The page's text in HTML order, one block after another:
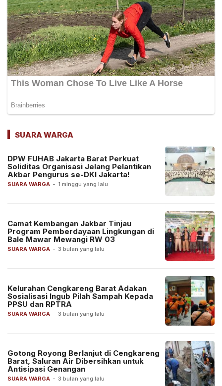
SUARA WARGA
SUARA WARGA - 1 minggu yang lalu
DPW FUHAB Jakarta Barat Perkuat
Soliditas Organisasi Jelang Pelantikan
Akbar Pengurus se-DKI Jakarta!
SUARA WARGA - 3 bulan yang lalu
Camat Kembangan Jakbar Tinjau
Program Pemberdayaan Lingkungan di
Bale Mawar Mewangi RW 03
SUARA WARGA - 3 bulan yang lalu
Kelurahan Cengkareng Barat Adakan
Sosialisasi Ingub Pilah Sampah Kepada
PPSU dan RPTRA
SUARA WARGA - 3 bulan yang lalu
Gotong Royong Berlanjut di Cengkareng
Barat, Saluran Air Dibersihkan untuk
Antisipasi Genangan